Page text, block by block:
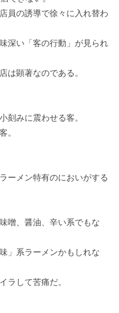
員の誘導で徐々に入れ替わ
深い「客の行動」が見られ
は顕著なのである。
刻みに震わせる客。
。
ーメン特有のにおいがする
噌、醤油、辛い系でもな
」系ラーメンかもしれな
ラして苦痛だ。